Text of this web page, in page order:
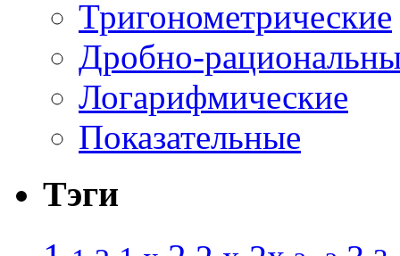
Тригонометрические
Дробно-
Логарифмические
Показательные
Тэги